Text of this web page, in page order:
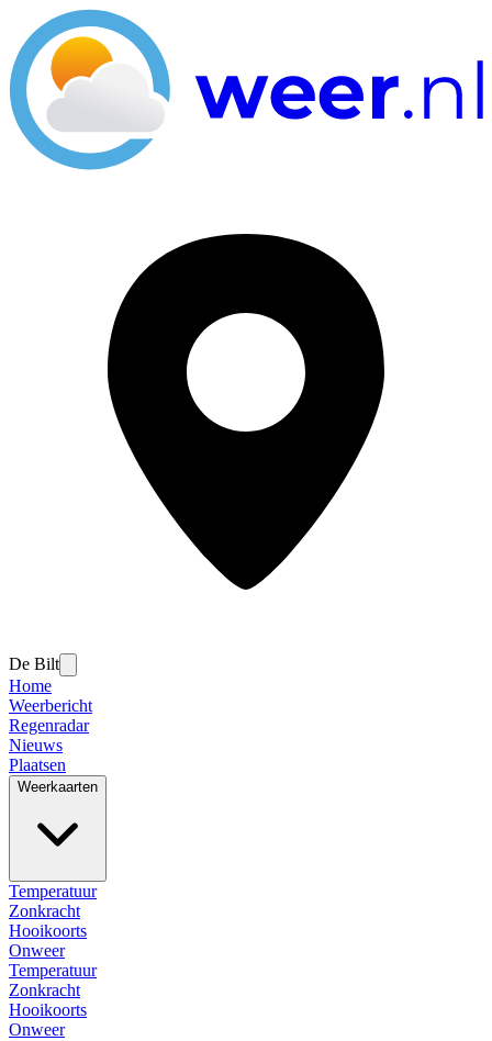
De Bilt
Home
Weerbericht
Regenradar
Nieuws
Plaatsen
Weerkaarten
Temperatuur
Zonkracht
Hooikoorts
Onweer
Temperatuur
Zonkracht
Hooikoorts
Onweer